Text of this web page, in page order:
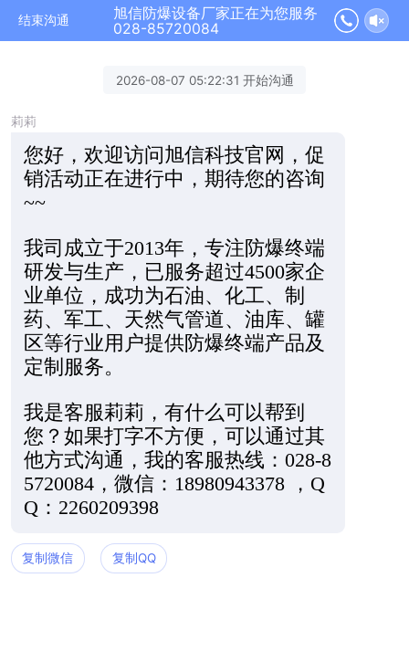
结束沟通
旭信防爆设备厂家正在为您服务
028-85720084
2026-08-07 05:22:31 开始沟通
莉莉
您好，欢迎访问旭信科技官网，促
销活动正在进行中，期待您的咨询
~~
我司成立于2013年，专注防爆终端
研发与生产，已服务超过4500家企
业单位，成功为石油、化工、制
药、军工、天然气管道、油库、罐
区等行业用户提供防爆终端产品及
定制服务。
我是客服莉莉，有什么可以帮到
您？如果打字不方便，可以通过其
他方式沟通，我的客服热线：028-8
5720084，微信：18980943378 ，Q
Q：2260209398
复制微信 复制QQ